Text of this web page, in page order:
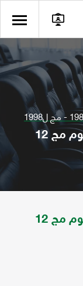
مجلة الملك سعود تعني بقضايا العلوم مج 12
مجلة الملك سعود تعني بقضايا العلوم مج 12